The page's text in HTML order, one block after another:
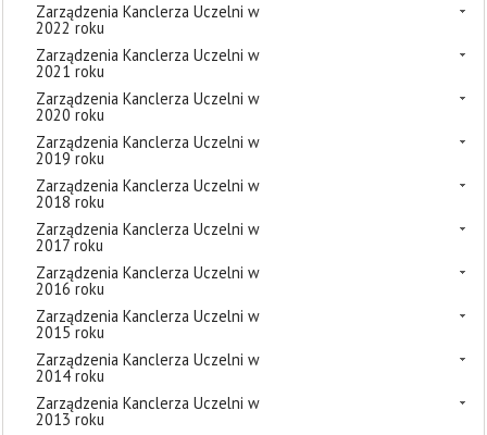
Zarządzenia Kanclerza Uczelni w
2022 roku
Zarządzenia Kanclerza Uczelni w
2021 roku
Zarządzenia Kanclerza Uczelni w
2020 roku
Zarządzenia Kanclerza Uczelni w
2019 roku
Zarządzenia Kanclerza Uczelni w
2018 roku
Zarządzenia Kanclerza Uczelni w
2017 roku
Zarządzenia Kanclerza Uczelni w
2016 roku
Zarządzenia Kanclerza Uczelni w
2015 roku
Zarządzenia Kanclerza Uczelni w
2014 roku
Zarządzenia Kanclerza Uczelni w
2013 roku